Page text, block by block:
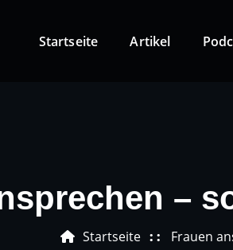
Startseite Artikel
–
Startseite Frauen